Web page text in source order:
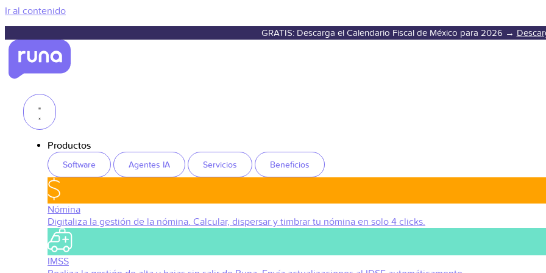
Ir al contenido
GRATIS: Descarga el Calendario Fiscal de México para 2026 →
Productos
Software Agentes IA Servicios Beneficios
Nómina
Digitaliza la gestión de la nómina. Calcular, dispersar y timbrar tu nómina en solo 4 clicks.
IMSS